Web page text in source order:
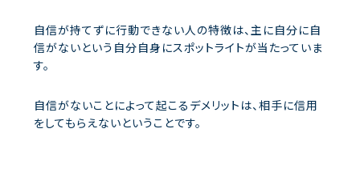
自信が持てずに行動できない人の特徴は、主に自分に自
信がないという自分自身にスポットライトが当たっていま
す。
自信がないことによって起こるデメリットは、相手に信用
をしてもらえないということです。